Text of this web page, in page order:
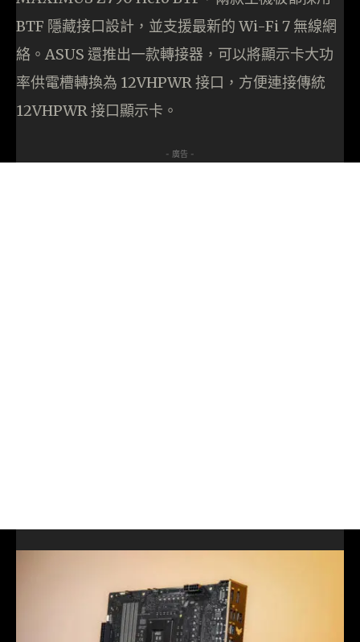
BTF 隱藏接口設計，並支援最新的 Wi-Fi 7 無線網
絡。ASUS 還推出一款轉接器，可以將顯示卡大功
率供電槽轉換為 12VHPWR 接口，方便連接傳統
12VHPWR 接口顯示卡。
- 廣告 -